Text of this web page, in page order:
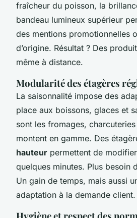
fraîcheur du poisson, la
bandeau lumineux supérieur
des mentions promotionnelles
d’origine. Résultat ? Des
même à distance.
Modularité des étagères
La saisonnalité impose des
place aux boissons, glaces et
sont les fromages,
montent en gamme. Des
hauteur permettent de
quelques minutes. Plus besoin
Un gain de temps, mais aussi
adaptation à la demande client.